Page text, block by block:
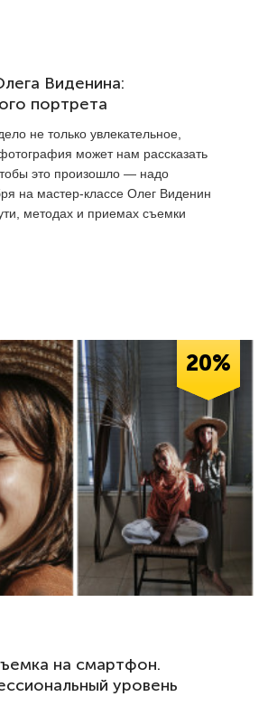
Виденина:
портрета
не только увлекательное,
может нам рассказать
это произошло — надо
на мастер-классе Олег Виденин
методах и приемах съемки
20%
на смартфон.
уровень